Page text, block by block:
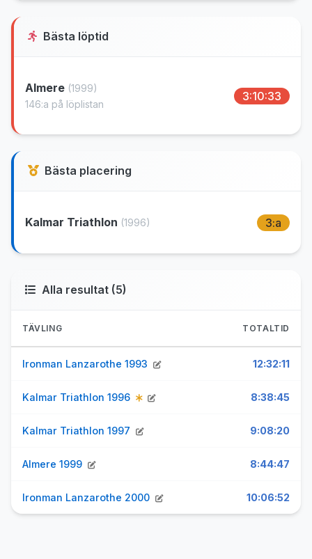
Bästa löptid
Almere (1999)
146:a på löplistan
3:10:33
Bästa placering
Kalmar Triathlon (1996) 3:a
Alla resultat (5)
TÄVLING TOTALTID
Ironman Lanzarothe 1993 12:32:11
Kalmar Triathlon 1996 8:38:45
Kalmar Triathlon 1997 9:08:20
Almere 1999 8:44:47
Ironman Lanzarothe 2000 10:06:52